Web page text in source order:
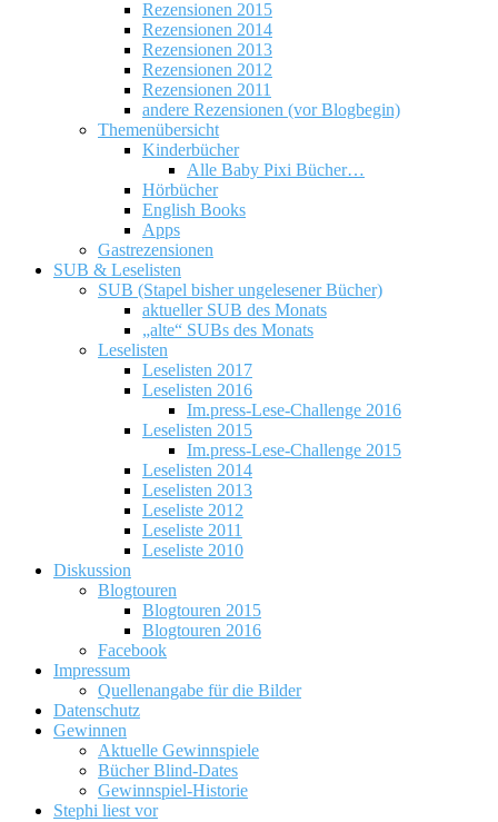
Rezensionen 2015
Rezensionen 2014
Rezensionen 2013
Rezensionen 2012
Rezensionen 2011
andere Rezensionen (vor Blogbegin)
Themenübersicht
Kinderbücher
Alle Baby Pixi Bücher…
Hörbücher
English Books
Apps
Gastrezensionen
SUB & Leselisten
SUB (Stapel bisher ungelesener Bücher)
aktueller SUB des Monats
„alte“ SUBs des Monats
Leselisten
Leselisten 2017
Leselisten 2016
Im.press-Lese-Challenge 2016
Leselisten 2015
Im.press-Lese-Challenge 2015
Leselisten 2014
Leselisten 2013
Leseliste 2012
Leseliste 2011
Leseliste 2010
Diskussion
Blogtouren
Blogtouren 2015
Blogtouren 2016
Facebook
Impressum
Quellenangabe für die Bilder
Datenschutz
Gewinnen
Aktuelle Gewinnspiele
Bücher Blind-Dates
Gewinnspiel-Historie
Stephi liest vor